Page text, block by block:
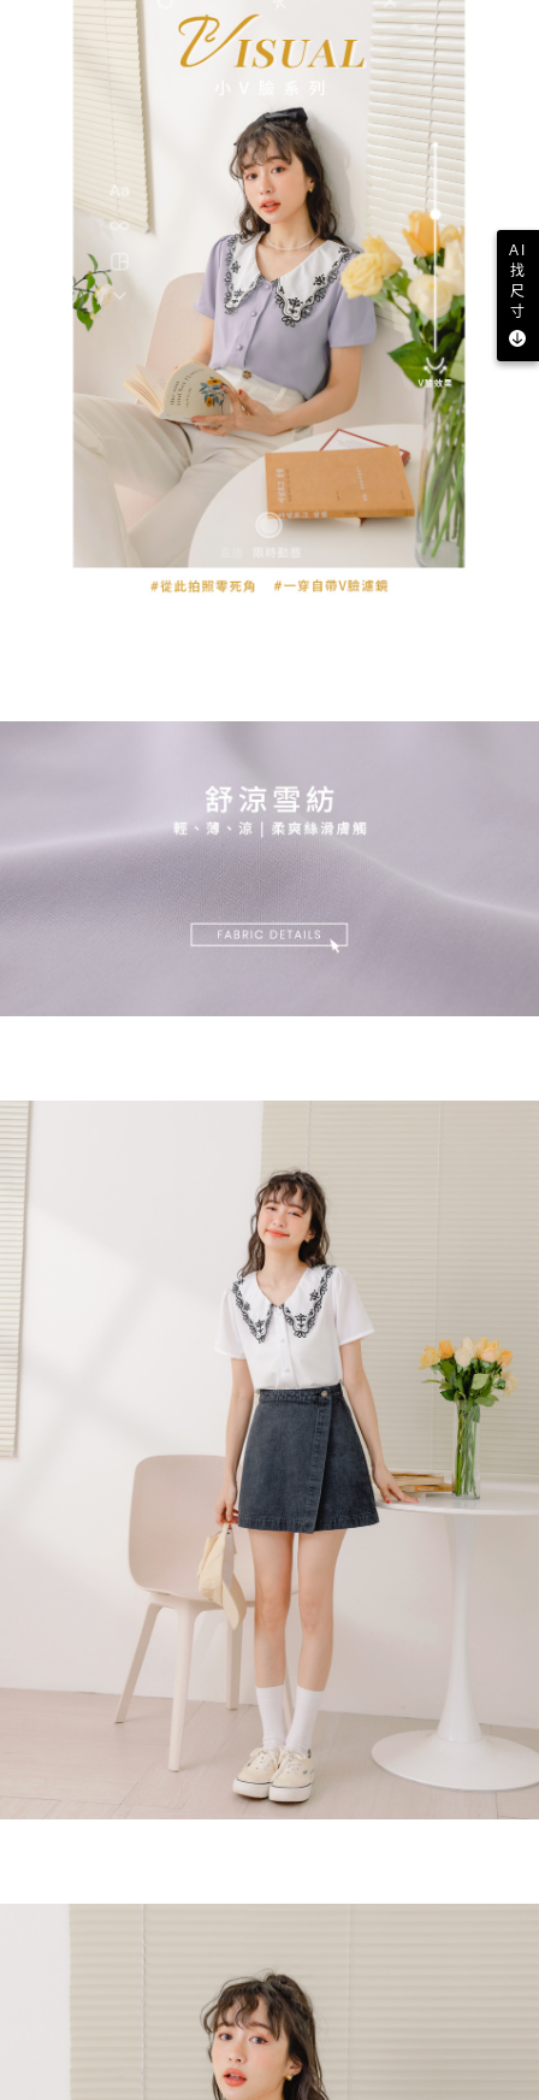
AI
找
尺
寸